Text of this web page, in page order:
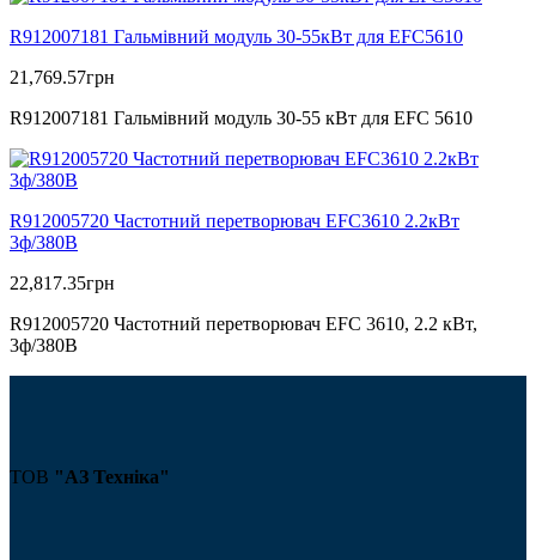
R912007181 Гальмівний модуль 30-55кВт для EFC5610
21,769.57грн
R912007181 Гальмівний модуль 30-55 кВт для EFC 5610
R912005720 Частотний перетворювач EFC3610 2.2кВт
3ф/380В
22,817.35грн
R912005720 Частотний перетворювач EFC 3610, 2.2 кВт,
3ф/380В
ТОВ "АЗ Техніка"